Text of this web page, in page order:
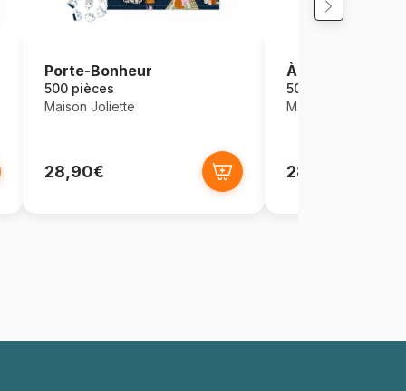
Porte-Bonheur
500 pièces
Maison Joliette
28,90€
À bicyclette
500 pièces
Maison Joliette
28,90€